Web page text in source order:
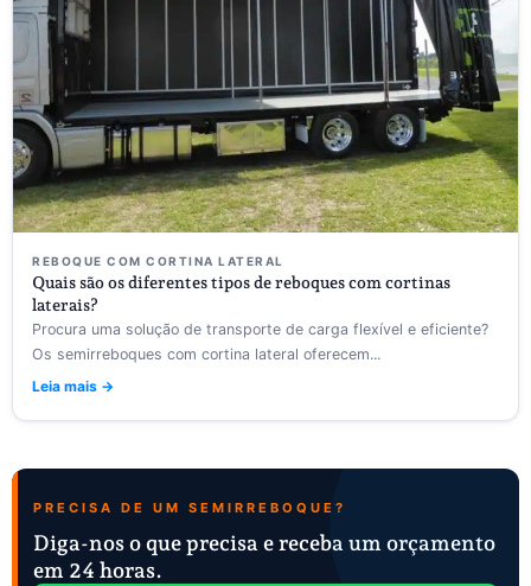
REBOQUE COM CORTINA LATERAL
Quais são os diferentes tipos de reboques com cortinas
laterais?
Procura uma solução de transporte de carga flexível e eficiente?
Os semirreboques com cortina lateral oferecem...
Leia mais →
PRECISA DE UM SEMIRREBOQUE?
Diga-nos o que precisa e receba um orçamento
em 24 horas.